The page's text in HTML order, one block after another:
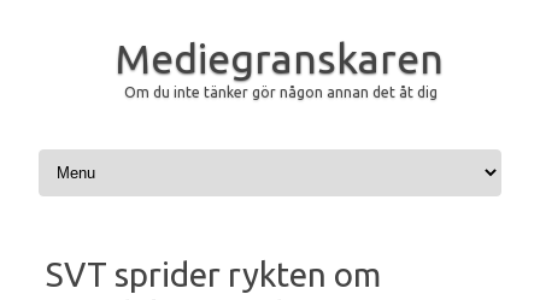
Mediegranskaren
Om du inte tänker gör någon annan det åt dig
Hoppa till innehåll
SVT sprider rykten om